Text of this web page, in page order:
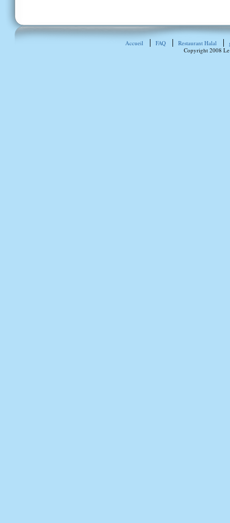
Accueil FAQ Restaurant Halal
Copyright 2008